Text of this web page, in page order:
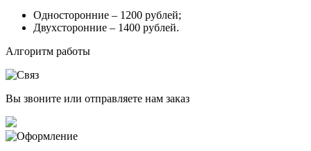
Односторонние – 1200 рублей;
Двухсторонние – 1400 рублей.
Алгоритм работы
Вы звоните или отправляете нам заказ